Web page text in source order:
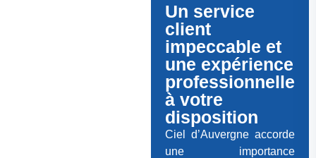
Un service
client
impeccable et
une expérience
professionnelle
à votre
disposition
Ciel d’Auvergne accorde
une importance